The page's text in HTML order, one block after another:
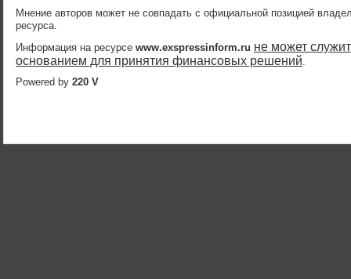
Мнение авторов может не совпадать с официальной позицией
ресурса.
Информация на ресурсе www.exspressinform.ru не может
основанием для принятия финансовых решений.
Powered by 220 V